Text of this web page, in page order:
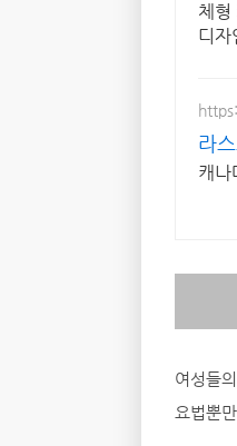
체형
디자
라
캐
여성들
요법뿐